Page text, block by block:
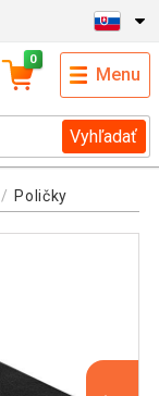
Vyhľadať
0
Menu
Poličky